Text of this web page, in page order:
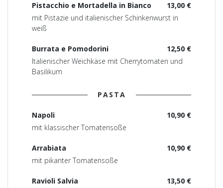
13,00 €
Pistacchio e Mortadella in Bianco
mit Pistazie und italienischer Schinkenwurst in
weiß
12,50 €
Burrata e Pomodorini
Italienischer Weichkäse mit Cherrytomaten und
Basilikum
PASTA
10,90 €
Napoli
mit klassischer Tomatensoße
10,90 €
Arrabiata
mit pikanter Tomatensoße
13,50 €
Ravioli Salvia